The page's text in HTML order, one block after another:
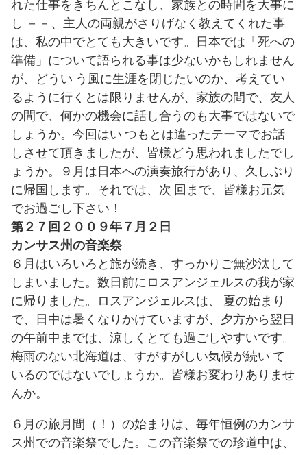
れた仕事をきちんとこなし、家族との時間を大事に
し －－、主人の両親がさりげなく教えてくれた事
は、私の中でとても大きいです。日本では「死への
準備」について語られる事は少ないかもしれません
が、どうい う風に生涯を閉じたいのか、考えてい
るように行くとは限りませんが、家族の間で、友人
の間で、何かの機会に話し合うのも大事ではないで
しょうか。今回はい つもとは違ったテーマでお話
しさせて頂きましたが、皆様どう思われましたでし
ょうか。９月は日本への演奏旅行があり、久しぶり
に帰国します。それでは、次 回まで、皆様お元気
でお過ごし下さい！
第２７回２００９年７月２日
カンサス州の音楽祭
６月はいろいろと旅が続き、すっかりご無沙汰して
しまいました。数日前にロスアンジェルスの我が家
に帰りました。ロスアンジェルスは、 夏の始まり
で、日中は暑くなりかけていますが、夕方から翌日
の午前中までは、涼しくとても過ごしやすいです。
梅雨のない北海道は、すがすがしい気候が続い て
いるのではないでしょうか。皆様お変わりありませ
んか。
６月の旅月間（！）の始まりは、毎年恒例のカンサ
ス州での音楽祭でした。この音楽祭での珍道中は、